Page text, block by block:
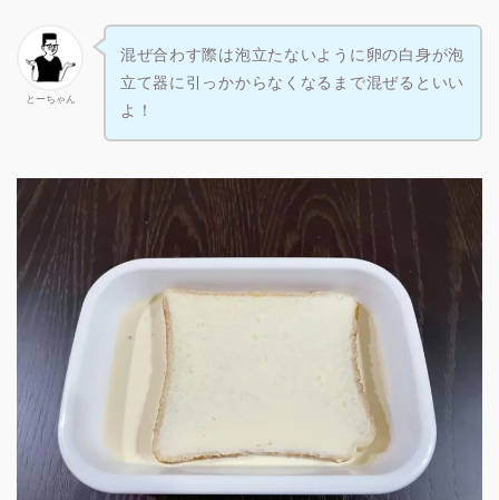
とーちゃん
混ぜ合わす際は泡立たないように卵の白身が泡
立て器に引っかからなくなるまで混ぜるといい
よ！